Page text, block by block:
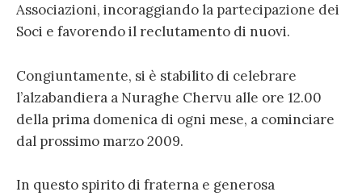
Associazioni, incoraggiando la partecipazione dei
Soci e favorendo il reclutamento di nuovi.
Congiuntamente, si è stabilito di celebrare
l’alzabandiera a Nuraghe Chervu alle ore 12.00
della prima domenica di ogni mese, a cominciare
dal prossimo marzo 2009.
In questo spirito di fraterna e generosa